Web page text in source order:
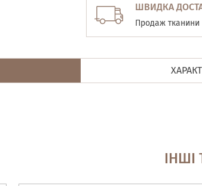
ШВИДКА
Продаж тканини
ІНШІ